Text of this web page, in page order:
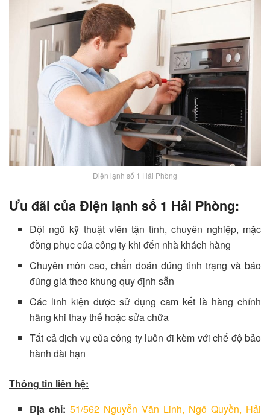
Điện lạnh số 1 Hải Phòng
Ưu đãi của Điện lạnh số 1 Hải Phòng:
Đội ngũ kỹ thuật viên tận tình, chuyên nghiệp, mặc
đồng phục của công ty khi đến nhà khách hàng
Chuyên môn cao, chẩn đoán đúng tình trạng và báo
đúng giá theo khung quy định sẵn
Các linh kiện được sử dụng cam kết là hàng chính
hãng khi thay thế hoặc sửa chữa
Tất cả dịch vụ của công ty luôn đi kèm với chế độ bảo
hành dài hạn
Thông tin liên hệ:
Địa chỉ:51/562 Nguyễn Văn Linh, Ngô Quyền, Hải